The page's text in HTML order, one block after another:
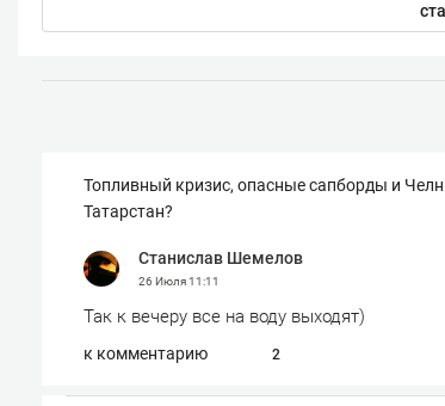
Топливный кризис, опасные сапборды и
Татарстан?
Станислав Шемелов
26 Июля11:11
Так к вечеру все на воду выходят)
к комментарию 2